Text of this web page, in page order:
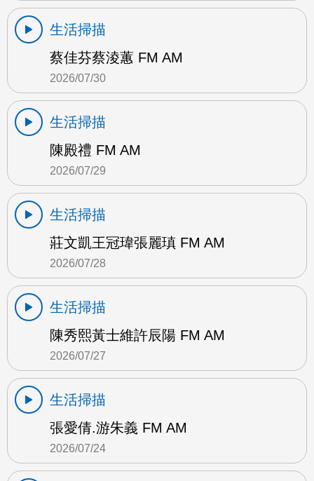
生活掃描
蔡佳芬蔡淩蕙 FM AM
2026/07/30
生活掃描
陳殿禮 FM AM
2026/07/29
生活掃描
莊文凱王冠瑋張麗瑱 FM AM
2026/07/28
生活掃描
陳秀熙黃士維許辰陽 FM AM
2026/07/27
生活掃描
張愛倩.游朱義 FM AM
2026/07/24